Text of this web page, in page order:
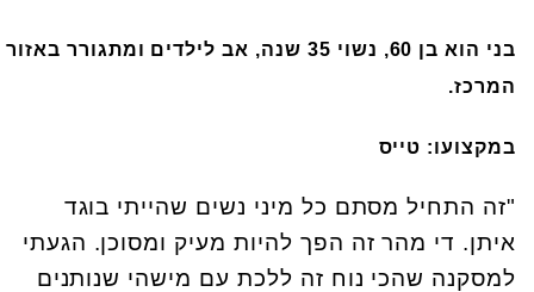
בני הוא בן 60, נשוי 35 שנה, אב לילדים ומתגורר באזור
המרכז.
במקצועו: טייס
"זה התחיל מסתם כל מיני נשים שהייתי בוגד
איתן. די מהר זה הפך להיות מעיק ומסוכן. הגעתי
למסקנה שהכי נוח זה ללכת עם מישהי שנותנים